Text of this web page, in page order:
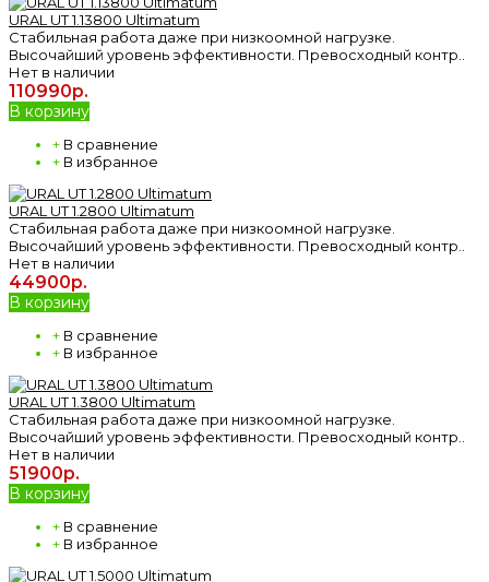
URAL UT 1.13800 Ultimatum
Стабильная работа даже при низкоомной нагрузке.
Высочайший уровень эффективности. Превосходный контр..
Нет в наличии
110990р.
В корзину
+ В сравнение
+ В избранное
URAL UT 1.2800 Ultimatum
Стабильная работа даже при низкоомной нагрузке.
Высочайший уровень эффективности. Превосходный контр..
Нет в наличии
44900р.
В корзину
+ В сравнение
+ В избранное
URAL UT 1.3800 Ultimatum
Стабильная работа даже при низкоомной нагрузке.
Высочайший уровень эффективности. Превосходный контр..
Нет в наличии
51900р.
В корзину
+ В сравнение
+ В избранное